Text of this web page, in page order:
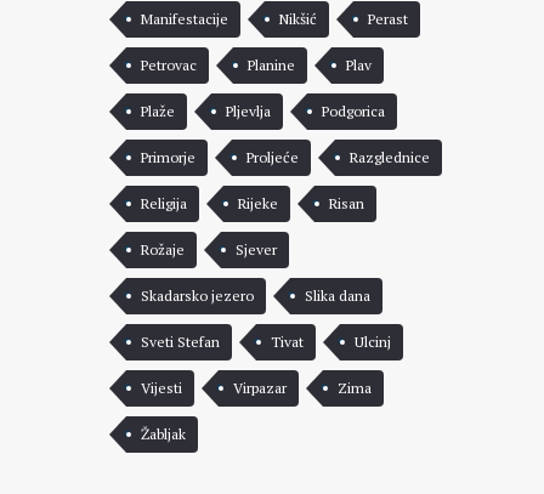
Manifestacije Nikšić Perast
Petrovac Planine Plav
Plaže Pljevlja Podgorica
Primorje Proljeće Razglednice
Religija Rijeke Risan
Rožaje Sjever
Skadarsko jezero Slika dana
Sveti Stefan Tivat Ulcinj
Vijesti Virpazar Zima
Žabljak